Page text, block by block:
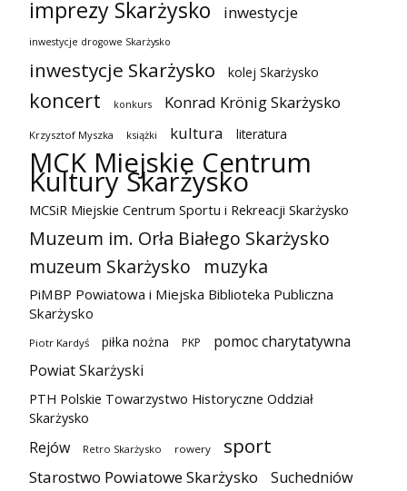
imprezy Skarżysko inwestycje
inwestycje drogowe Skarżysko
inwestycje Skarżysko kolej Skarżysko
koncert konkurs Konrad Krönig Skarżysko
Krzysztof Myszka książki kultura literatura
MCK Miejskie Centrum
Kultury Skarżysko
MCSiR Miejskie Centrum Sportu i Rekreacji Skarżysko
Muzeum im. Orła Białego Skarżysko
muzeum Skarżysko
muzyka
PiMBP Powiatowa i Miejska Biblioteka Publiczna
Skarżysko
Piotr Kardyś piłka nożna PKP
pomoc charytatywna
Powiat Skarżyski
PTH Polskie Towarzystwo Historyczne Oddział
Skarżysko
Rejów Retro Skarżysko rowery sport
Starostwo Powiatowe Skarżysko Suchedniów